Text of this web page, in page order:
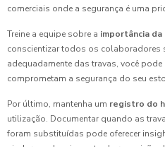
comerciais onde a segurança é uma
Treine a equipe sobre a importância da
conscientizar todos os colaboradores
adequadamente das travas, você
comprometam a segurança do seu
Por último, mantenha um registro do
utilização. Documentar quando as
foram substituídas pode oferecer